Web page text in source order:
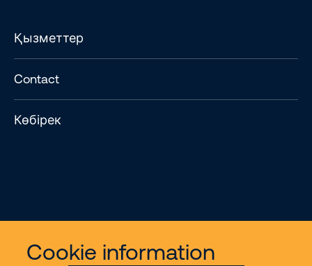
Cookie information
Қызметтер
Contact
Көбірек
© 2026 Riwal - All rights reserved